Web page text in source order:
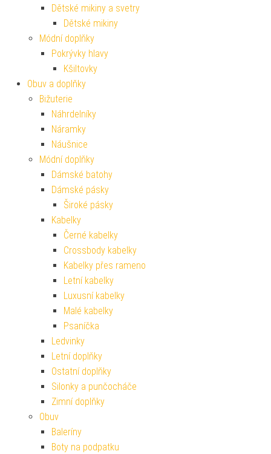
Dětské mikiny a svetry
Dětské mikiny
Módní doplňky
Pokrývky hlavy
Kšiltovky
Obuv a doplňky
Bižuterie
Náhrdelníky
Náramky
Náušnice
Módní doplňky
Dámské batohy
Dámské pásky
Široké pásky
Kabelky
Černé kabelky
Crossbody kabelky
Kabelky přes rameno
Letní kabelky
Luxusní kabelky
Malé kabelky
Psaníčka
Ledvinky
Letní doplňky
Ostatní doplňky
Silonky a punčocháče
Zimní doplňky
Obuv
Baleríny
Boty na podpatku